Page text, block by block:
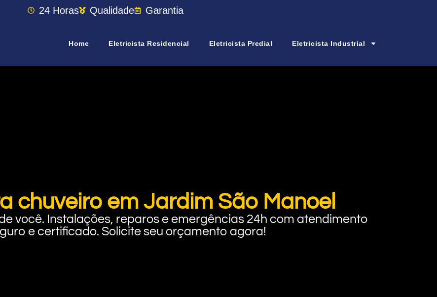
24 Horas Qualidade Garantia
Home Eletricista Residencial Eletricista Predial Eletricista Industrial
chuveiro em Jardim São Manoel
você. Instalações, reparos e emergências 24h com atendimento
e certificado. Solicite seu orçamento agora!